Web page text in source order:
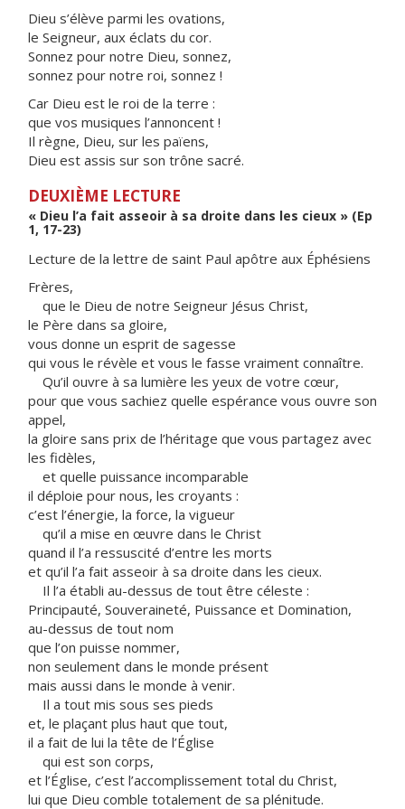
Dieu s’élève parmi les ovations,
le Seigneur, aux éclats du cor.
Sonnez pour notre Dieu, sonnez,
sonnez pour notre roi, sonnez !
Car Dieu est le roi de la terre :
que vos musiques l’annoncent !
Il règne, Dieu, sur les païens,
Dieu est assis sur son trône sacré.
DEUXIÈME LECTURE
« Dieu l’a fait asseoir à sa droite dans les cieux » (Ep
1, 17-23)
Lecture de la lettre de saint Paul apôtre aux Éphésiens
Frères,
que le Dieu de notre Seigneur Jésus Christ,
le Père dans sa gloire,
vous donne un esprit de sagesse
qui vous le révèle et vous le fasse vraiment connaître.
Qu’il ouvre à sa lumière les yeux de votre cœur,
pour que vous sachiez quelle espérance vous ouvre son
appel,
la gloire sans prix de l’héritage que vous partagez avec
les fidèles,
et quelle puissance incomparable
il déploie pour nous, les croyants :
c’est l’énergie, la force, la vigueur
qu’il a mise en œuvre dans le Christ
quand il l’a ressuscité d’entre les morts
et qu’il l’a fait asseoir à sa droite dans les cieux.
Il l’a établi au-dessus de tout être céleste :
Principauté, Souveraineté, Puissance et Domination,
au-dessus de tout nom
que l’on puisse nommer,
non seulement dans le monde présent
mais aussi dans le monde à venir.
Il a tout mis sous ses pieds
et, le plaçant plus haut que tout,
il a fait de lui la tête de l’Église
qui est son corps,
et l’Église, c’est l’accomplissement total du Christ,
lui que Dieu comble totalement de sa plénitude.